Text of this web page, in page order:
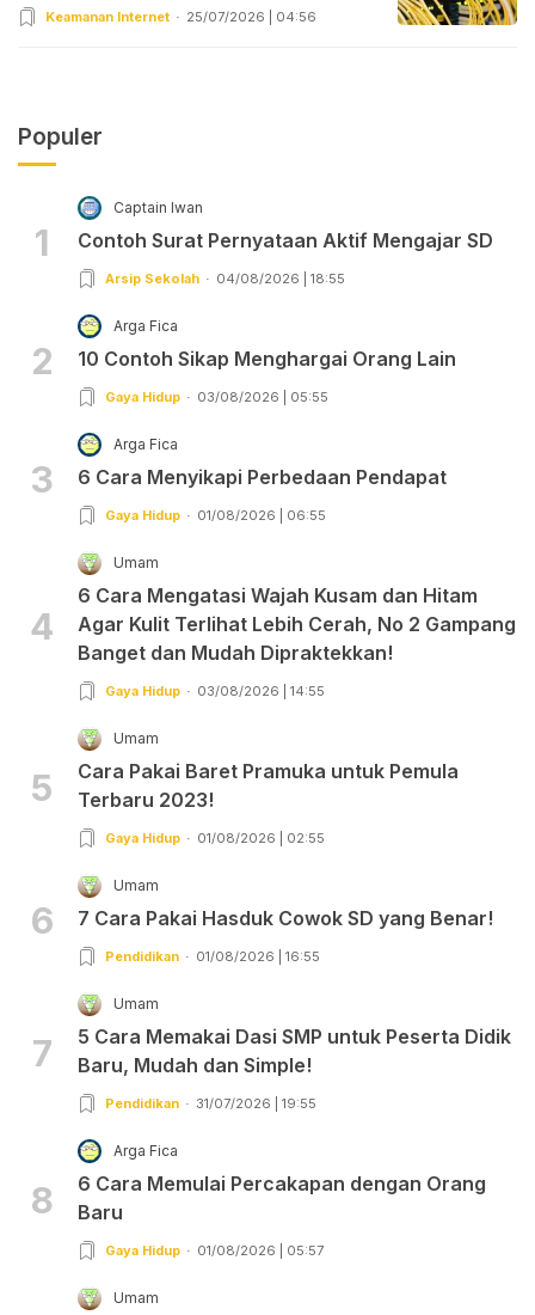
Keamanan Internet 25/07/2026 | 04:56
Populer
1
Captain Iwan
Contoh Surat Pernyataan Aktif Mengajar SD
Arsip Sekolah 04/08/2026 | 18:55
2
Arga Fica
10 Contoh Sikap Menghargai Orang Lain
Gaya Hidup 03/08/2026 | 05:55
3
Arga Fica
6 Cara Menyikapi Perbedaan Pendapat
Gaya Hidup 01/08/2026 | 06:55
4
Umam
6 Cara Mengatasi Wajah Kusam dan Hitam
Agar Kulit Terlihat Lebih Cerah, No 2 Gampang
Banget dan Mudah Dipraktekkan!
Gaya Hidup 03/08/2026 | 14:55
5
Umam
Cara Pakai Baret Pramuka untuk Pemula
Terbaru 2023!
Gaya Hidup 01/08/2026 | 02:55
6
Umam
7 Cara Pakai Hasduk Cowok SD yang Benar!
Pendidikan 01/08/2026 | 16:55
7
Umam
5 Cara Memakai Dasi SMP untuk Peserta Didik
Baru, Mudah dan Simple!
Pendidikan 31/07/2026 | 19:55
8
Arga Fica
6 Cara Memulai Percakapan dengan Orang
Baru
Gaya Hidup 01/08/2026 | 05:57
Umam